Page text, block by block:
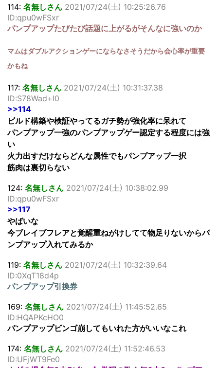
114: 名無しさん 2021/07/24(土) 10:25:26.76
ID:qpu0wFSxr
パンプアップたびたび話題に上がるがそんなに強いのか
マムはダブルアクションゲーにならなさそうだから会心率が重要
かもね
117: 名無しさん 2021/07/24(土) 10:31:37.38
ID:S78Wad+l0
>>114
ビルド構築や検証やってるガチ勢が強化率に呆れて
パンプアップ一強のパンプアップゲー認定する程度には強
い
火力出すだけならどんな属性でもパンプアップ一択
筋肉は裏切らない
124: 名無しさん 2021/07/24(土) 10:38:02.99
ID:qpu0wFSxr
>>117
やばいな
今ブレイブフレアと覚醒重ねがけしてて物足りないからパ
ンプアップ入れてみるか
119: 名無しさん 2021/07/24(土) 10:32:39.64
ID:0XqT18d4p
パンプアップ引換券
169: 名無しさん 2021/07/24(土) 11:45:52.65
ID:HQAPKcHO0
パンプアップビンゴ崩してもいれた方がいいなこれ
174: 名無しさん 2021/07/24(土) 11:52:46.53
ID:UFjWT9Fe0